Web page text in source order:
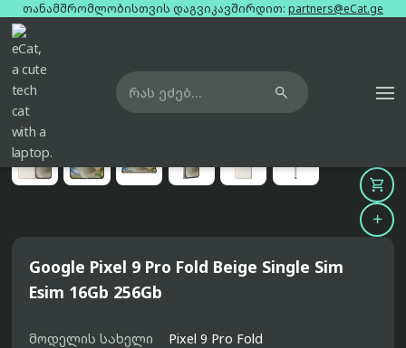
თანამშრომლობისთვის დაგვიკავშირდით: partners@eCat.ge

მთავარი ტელეფონები

Google Pixel 9 Pro Fold Beige Single Sim
Esim 16Gb 256Gb
მოდელის სახელი
Pixel 9 Pro Fold

